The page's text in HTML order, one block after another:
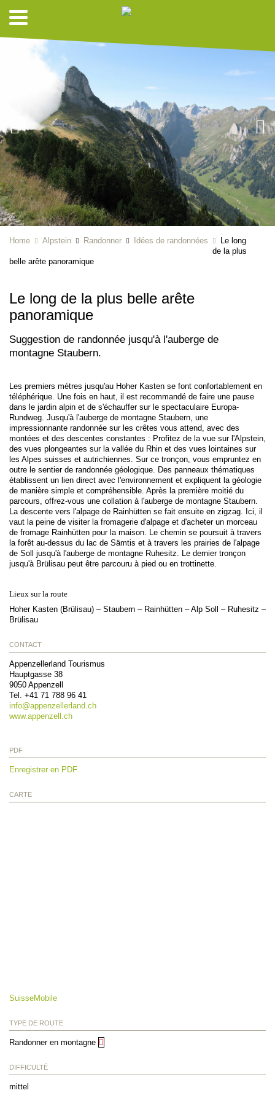
Home Alpstein Randonner Idées de randonnées
Le long
de la plus
belle arête panoramique
Le long de la plus belle arête
panoramique
Suggestion de randonnée jusqu'à l'auberge de
montagne Staubern.
Les premiers mètres jusqu'au Hoher Kasten se font confortablement en
téléphérique. Une fois en haut, il est recommandé de faire une pause
dans le jardin alpin et de s'échauffer sur le spectaculaire Europa-
Rundweg. Jusqu'à l'auberge de montagne Staubern, une
impressionnante randonnée sur les crêtes vous attend, avec des
montées et des descentes constantes : Profitez de la vue sur l'Alpstein,
des vues plongeantes sur la vallée du Rhin et des vues lointaines sur
les Alpes suisses et autrichiennes. Sur ce tronçon, vous empruntez en
outre le sentier de randonnée géologique. Des panneaux thématiques
établissent un lien direct avec l'environnement et expliquent la géologie
de manière simple et compréhensible. Après la première moitié du
parcours, offrez-vous une collation à l'auberge de montagne Staubern.
La descente vers l'alpage de Rainhütten se fait ensuite en zigzag. Ici, il
vaut la peine de visiter la fromagerie d'alpage et d'acheter un morceau
de fromage Rainhütten pour la maison. Le chemin se poursuit à travers
la forêt au-dessus du lac de Sämtis et à travers les prairies de l'alpage
de Soll jusqu'à l'auberge de montagne Ruhesitz. Le dernier tronçon
jusqu'à Brülisau peut être parcouru à pied ou en trottinette.
Lieux sur la route
Hoher Kasten (Brülisau) – Staubern – Rainhütten – Alp Soll – Ruhesitz –
Brülisau
CONTACT
Appenzellerland Tourismus
Hauptgasse 38
9050 Appenzell
Tel. +41 71 788 96 41
info@appenzellerland.ch
www.appenzell.ch
PDF
Enregistrer en PDF
CARTE
SuisseMobile
TYPE DE ROUTE
Randonner en montagne
DIFFICULTÉ
mittel